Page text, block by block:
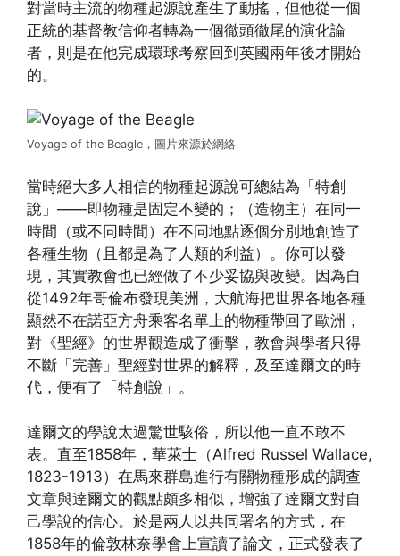
對當時主流的物種起源說產生了動搖，但他從一個
正統的基督教信仰者轉為一個徹頭徹尾的演化論
者，則是在他完成環球考察回到英國兩年後才開始
的。
Voyage of the Beagle，圖片來源於網絡
當時絕大多人相信的物種起源說可總結為「特創
說」——即物種是固定不變的；（造物主）在同一
時間（或不同時間）在不同地點逐個分別地創造了
各種生物（且都是為了人類的利益）。你可以發
現，其實教會也已經做了不少妥協與改變。因為自
從1492年哥倫布發現美洲，大航海把世界各地各種
顯然不在諾亞方舟乘客名單上的物種帶回了歐洲，
對《聖經》的世界觀造成了衝擊，教會與學者只得
不斷「完善」聖經對世界的解釋，及至達爾文的時
代，便有了「特創說」。
達爾文的學說太過驚世駭俗，所以他一直不敢不
表。直至1858年，華萊士（Alfred Russel Wallace,
1823-1913）在馬來群島進行有關物種形成的調查
文章與達爾文的觀點頗多相似，增強了達爾文對自
己學說的信心。於是兩人以共同署名的方式，在
1858年的倫敦林奈學會上宣讀了論文，正式發表了